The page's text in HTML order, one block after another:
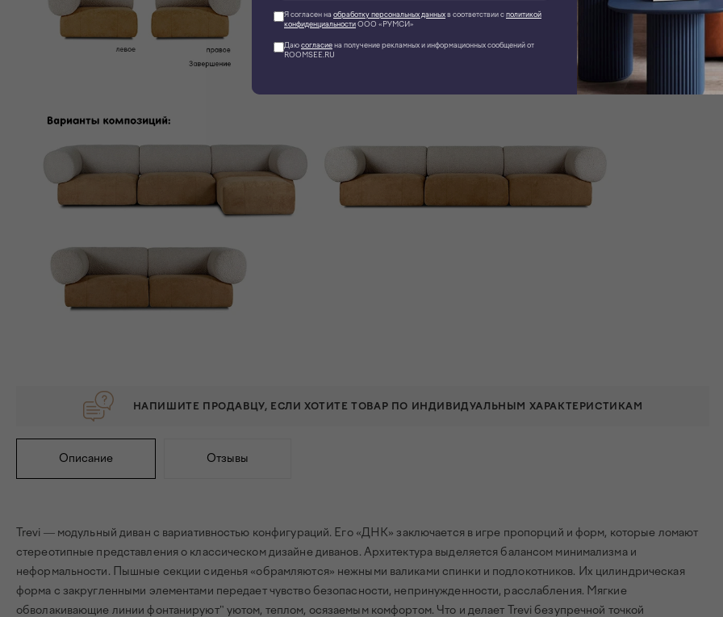
НАПИШИТЕ ПРОДАВЦУ, ЕСЛИ ХОТИТЕ ТОВАР ПО ИНДИВИДУАЛЬНЫМ ХАРАКТЕРИСТИКАМ
Описание Отзывы
Trevi — модульный диван с вариативностью конфигураций. Его «ДНК» заключается в игре пропорций и форм, которые ломают
стереотипные представления о классическом дизайне диванов. Архитектура выделяется балансом минимализма и
неформальности. Пышные секции сиденья «обрамляются» нежными валиками спинки и подлокотников. Их цилиндрическая
форма с закругленными элементами передает чувство безопасности, непринужденности, расслабления. Мягкие
обволакивающие линии фонтанируют" уютом, теплом, осязаемым комфортом. Что и делает Trevi безупречной точкой
Я согласен на обработку персональных данныхв соответствии сполитикой
конфиденциальностиООО «РУМСИ»
Даюсогласиена получение рекламных и информационных сообщений от
ROOMSEE.RU